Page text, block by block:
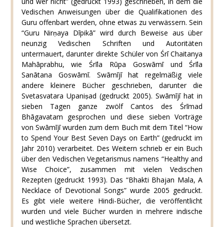
Vedischen Anweisungen über die Qualifikationen des
Guru offenbart werden, ohne etwas zu verwässern. Sein
“Guru Nirṇaya Dīpikā” wird durch Beweise aus über
neunzig Vedischen Schriften und Autoritäten
untermauert, darunter direkte Schüler von Śrī Chaitanya
Mahāprabhu, wie Śrīla Rūpa Goswāmī und Śrīla
Sanātana Goswāmī. Swāmījī hat regelmäßig viele
andere kleinere Bücher geschrieben, darunter die
Svetasvatara Upaniṣad (gedruckt 2005). Swāmījī hat in
sieben Tagen ganze zwölf Cantos des Śrīmad
Bhāgavatam gesprochen und diese sieben Vorträge
von Swāmījī wurden zum dem Buch mit dem Titel “How
to Spend Your Best Seven Days on Earth” (gedruckt im
Jahr 2010) verarbeitet. Des Weitern schrieb er ein Buch
über den Vedischen Vegetarismus namens “Healthy and
Wise Choice”, zusammen mit vielen Vedischen
Rezepten (gedruckt 1993). Das “Bhakti Bhajan Mala, A
Necklace of Devotional Songs” wurde 2005 gedruckt.
Es gibt viele weitere Hindi-Bücher, die veröffentlicht
wurden und viele Bücher wurden in mehrere indische
und westliche Sprachen übersetzt.